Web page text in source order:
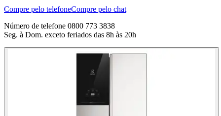
Compre pelo telefoneCompre pelo chat
Número de telefone 0800 773 3838
Seg. à Dom. exceto feriados das 8h às 20h